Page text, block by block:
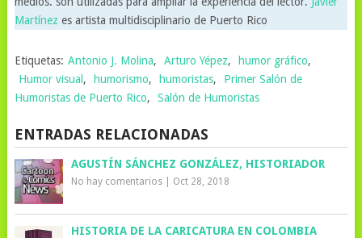
Martínez es artista multidisciplinario de Puerto Rico
Etiquetas: Antonio J. Molina, Arturo Yépez, humor gráfico,
Humor visual , humorismo, humoristas,
Primer Salón de
Humoristas de Puerto Rico, Salón de Humoristas
ENTRADAS RELACIONADAS
AGUSTÍN SÁNCHEZ GONZÁLEZ, HISTORIADOR
No hay comentarios| Oct 28, 2018
HISTORIA DE LA CARICATURA EN COLOMBIA